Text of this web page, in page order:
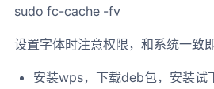
sudo fc-cache -fv
设置字体时注意权限，和系统一致
安装wps，下载deb包，安装试